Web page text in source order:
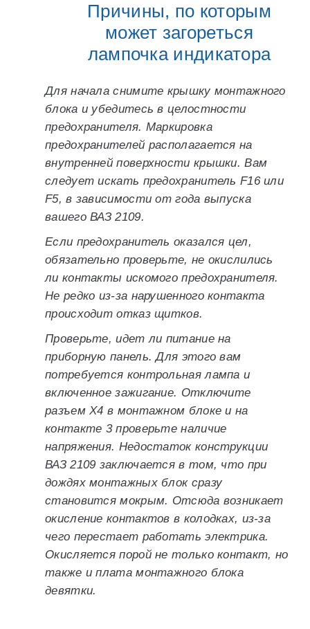
Причины, по которым
может загореться
лампочка индикатора
Для начала снимите крышку монтажного
блока и убедитесь в целостности
предохранителя. Маркировка
предохранителей располагается на
внутренней поверхности крышки. Вам
следует искать предохранитель F16 или
F5, в зависимости от года выпуска
вашего ВАЗ 2109.
Если предохранитель оказался цел,
обязательно проверьте, не окислились
ли контакты искомого предохранителя.
Не редко из-за нарушенного контакта
происходит отказ щитков.
Проверьте, идет ли питание на
приборную панель. Для этого вам
потребуется контрольная лампа и
включенное зажигание. Отключите
разъем Х4 в монтажном блоке и на
контакте 3 проверьте наличие
напряжения. Недостаток конструкции
ВАЗ 2109 заключается в том, что при
дождях монтажных блок сразу
становится мокрым. Отсюда возникает
окисление контактов в колодках, из-за
чего перестает работать электрика.
Окисляется порой не только контакт, но
также и плата монтажного блока
девятки.